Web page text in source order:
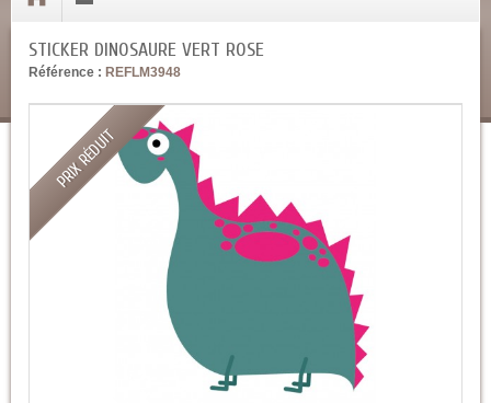
STICKER DINOSAURE VERT ROSE
Référence : REFLM3948
PRIX RÉDUIT